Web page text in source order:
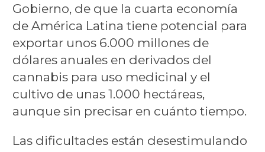
Gobierno, de que la cuarta economía
de América Latina tiene potencial para
exportar unos 6.000 millones de
dólares anuales en derivados del
cannabis para uso medicinal y el
cultivo de unas 1.000 hectáreas,
aunque sin precisar en cuánto tiempo.
Las dificultades están desestimulando